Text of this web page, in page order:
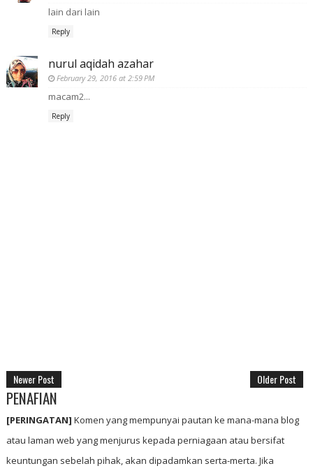
lain dari lain
Reply
nurul aqidah azahar
February 29, 2016 at 2:59 PM
macam2...
Reply
Newer Post Older Post
PENAFIAN
[PERINGATAN] Komen yang mempunyai pautan ke mana-mana blog
atau laman web yang menjurus kepada perniagaan atau bersifat
keuntungan sebelah pihak, akan dipadamkan serta-merta. Jika